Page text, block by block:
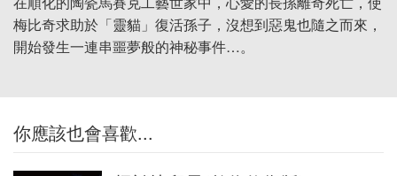
梅比奇求助於「靈貓」復活孫子，沒想到惡鬼也隨之而來，
開始發生一連串噩夢般的神秘事件…。
你應該也會喜歡...